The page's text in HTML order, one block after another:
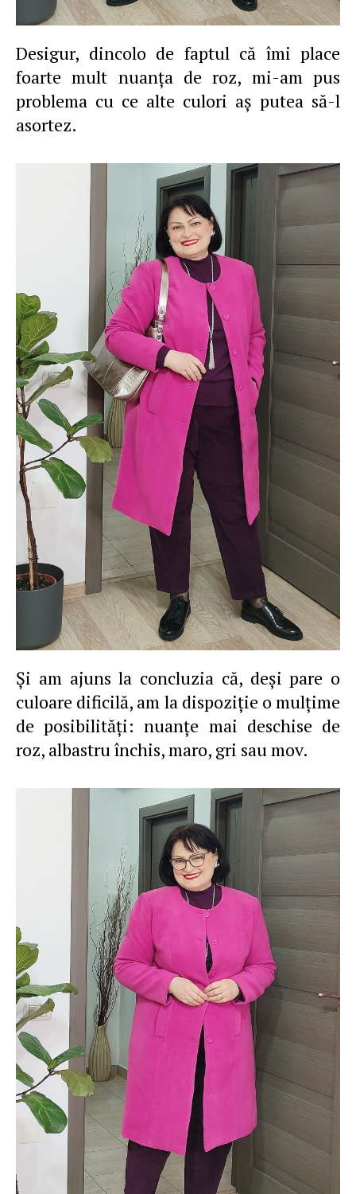
Desigur, dincolo de faptul că îmi place
foarte mult nuanţa de roz, mi-am pus
problema cu ce alte culori aş putea să-l
asortez.
Şi am ajuns la concluzia că, deşi pare o
culoare dificilă, am la dispoziţie o mulţime
de posibilităţi: nuanţe mai deschise de
roz, albastru închis, maro, gri sau mov.